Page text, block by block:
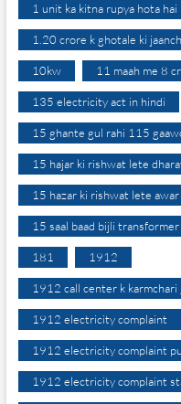
1 unit ka kitna rupya hota hai
1.20 crore k ghotale ki
10kw 11 maah me 8
135 electricity act in hindi
15 ghante gul rahi 115
15 hajar ki rishwat lete
15 hazar ki rishwat lete
15 saal baad bijli
181 1912
1912 call center k karmchari
1912 electricity complaint
1912 electricity complaint
1912 electricity complaint